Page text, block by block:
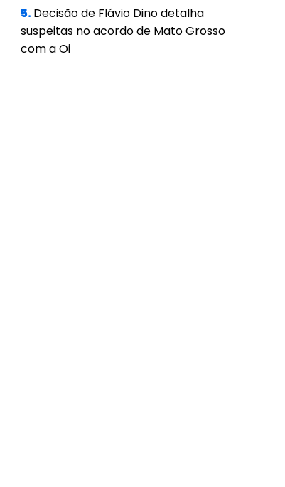
5.Decisão de Flávio Dino detalha
suspeitas no acordo de Mato Grosso
com a Oi